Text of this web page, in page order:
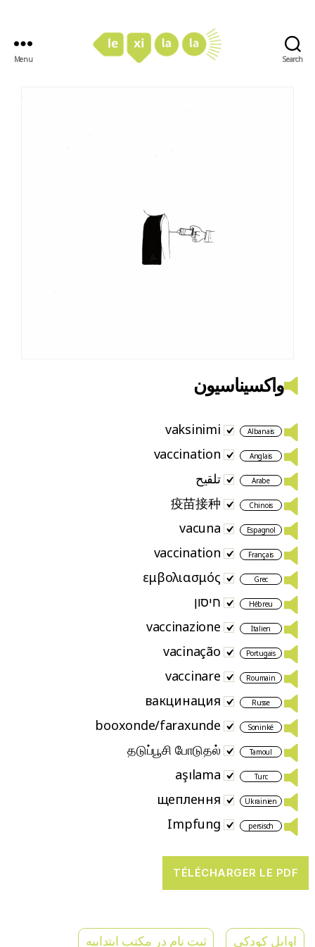
Search
Menu
واکسیناسیون
Albanais
vaksinimi
Anglais
vaccination
Arabe تلقيح
Chinois
疫苗接种
Espagnol
vacuna
Français
vaccination
Grec
εμβολιασμός
Hébreu חיסון
Italien
vaccinazione
Portugais
vacinação
Roumain
vaccinare
Russe
вакцинация
Soninké
booxonde/faraxunde
Tamoul
தடுப்பூசி போடுதல்
Turc
aşılama
Ukrainien
щеплення
persisch
Impfung
اوایل کودکی ثبت نام در مکتب ابتداییه